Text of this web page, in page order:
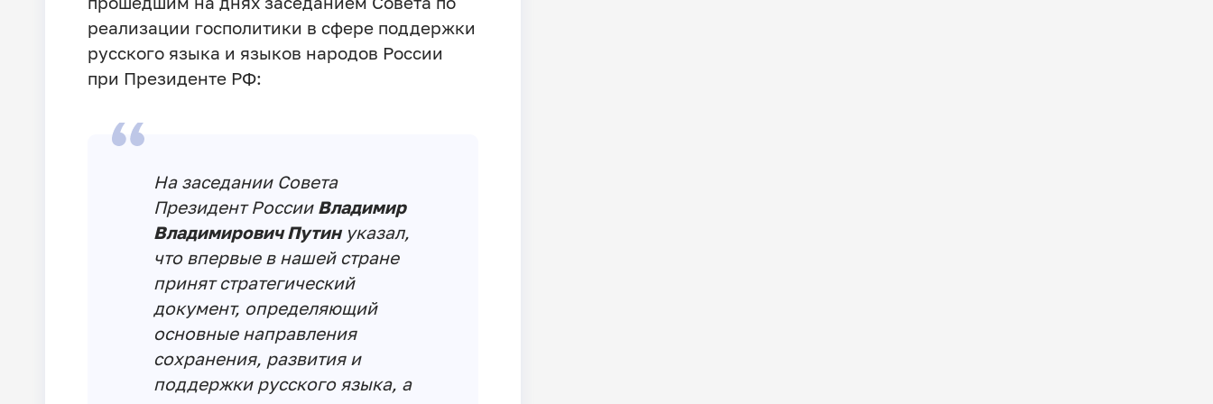
реализации госполитики в сфере поддержки
русского языка и языков народов России
при Президенте РФ:
На заседании Совета
Президент России Владимир
Владимирович Путинуказал,
что впервые в нашей стране
принят стратегический
документ, определяющий
основные направления
сохранения, развития и
поддержки русского языка, а